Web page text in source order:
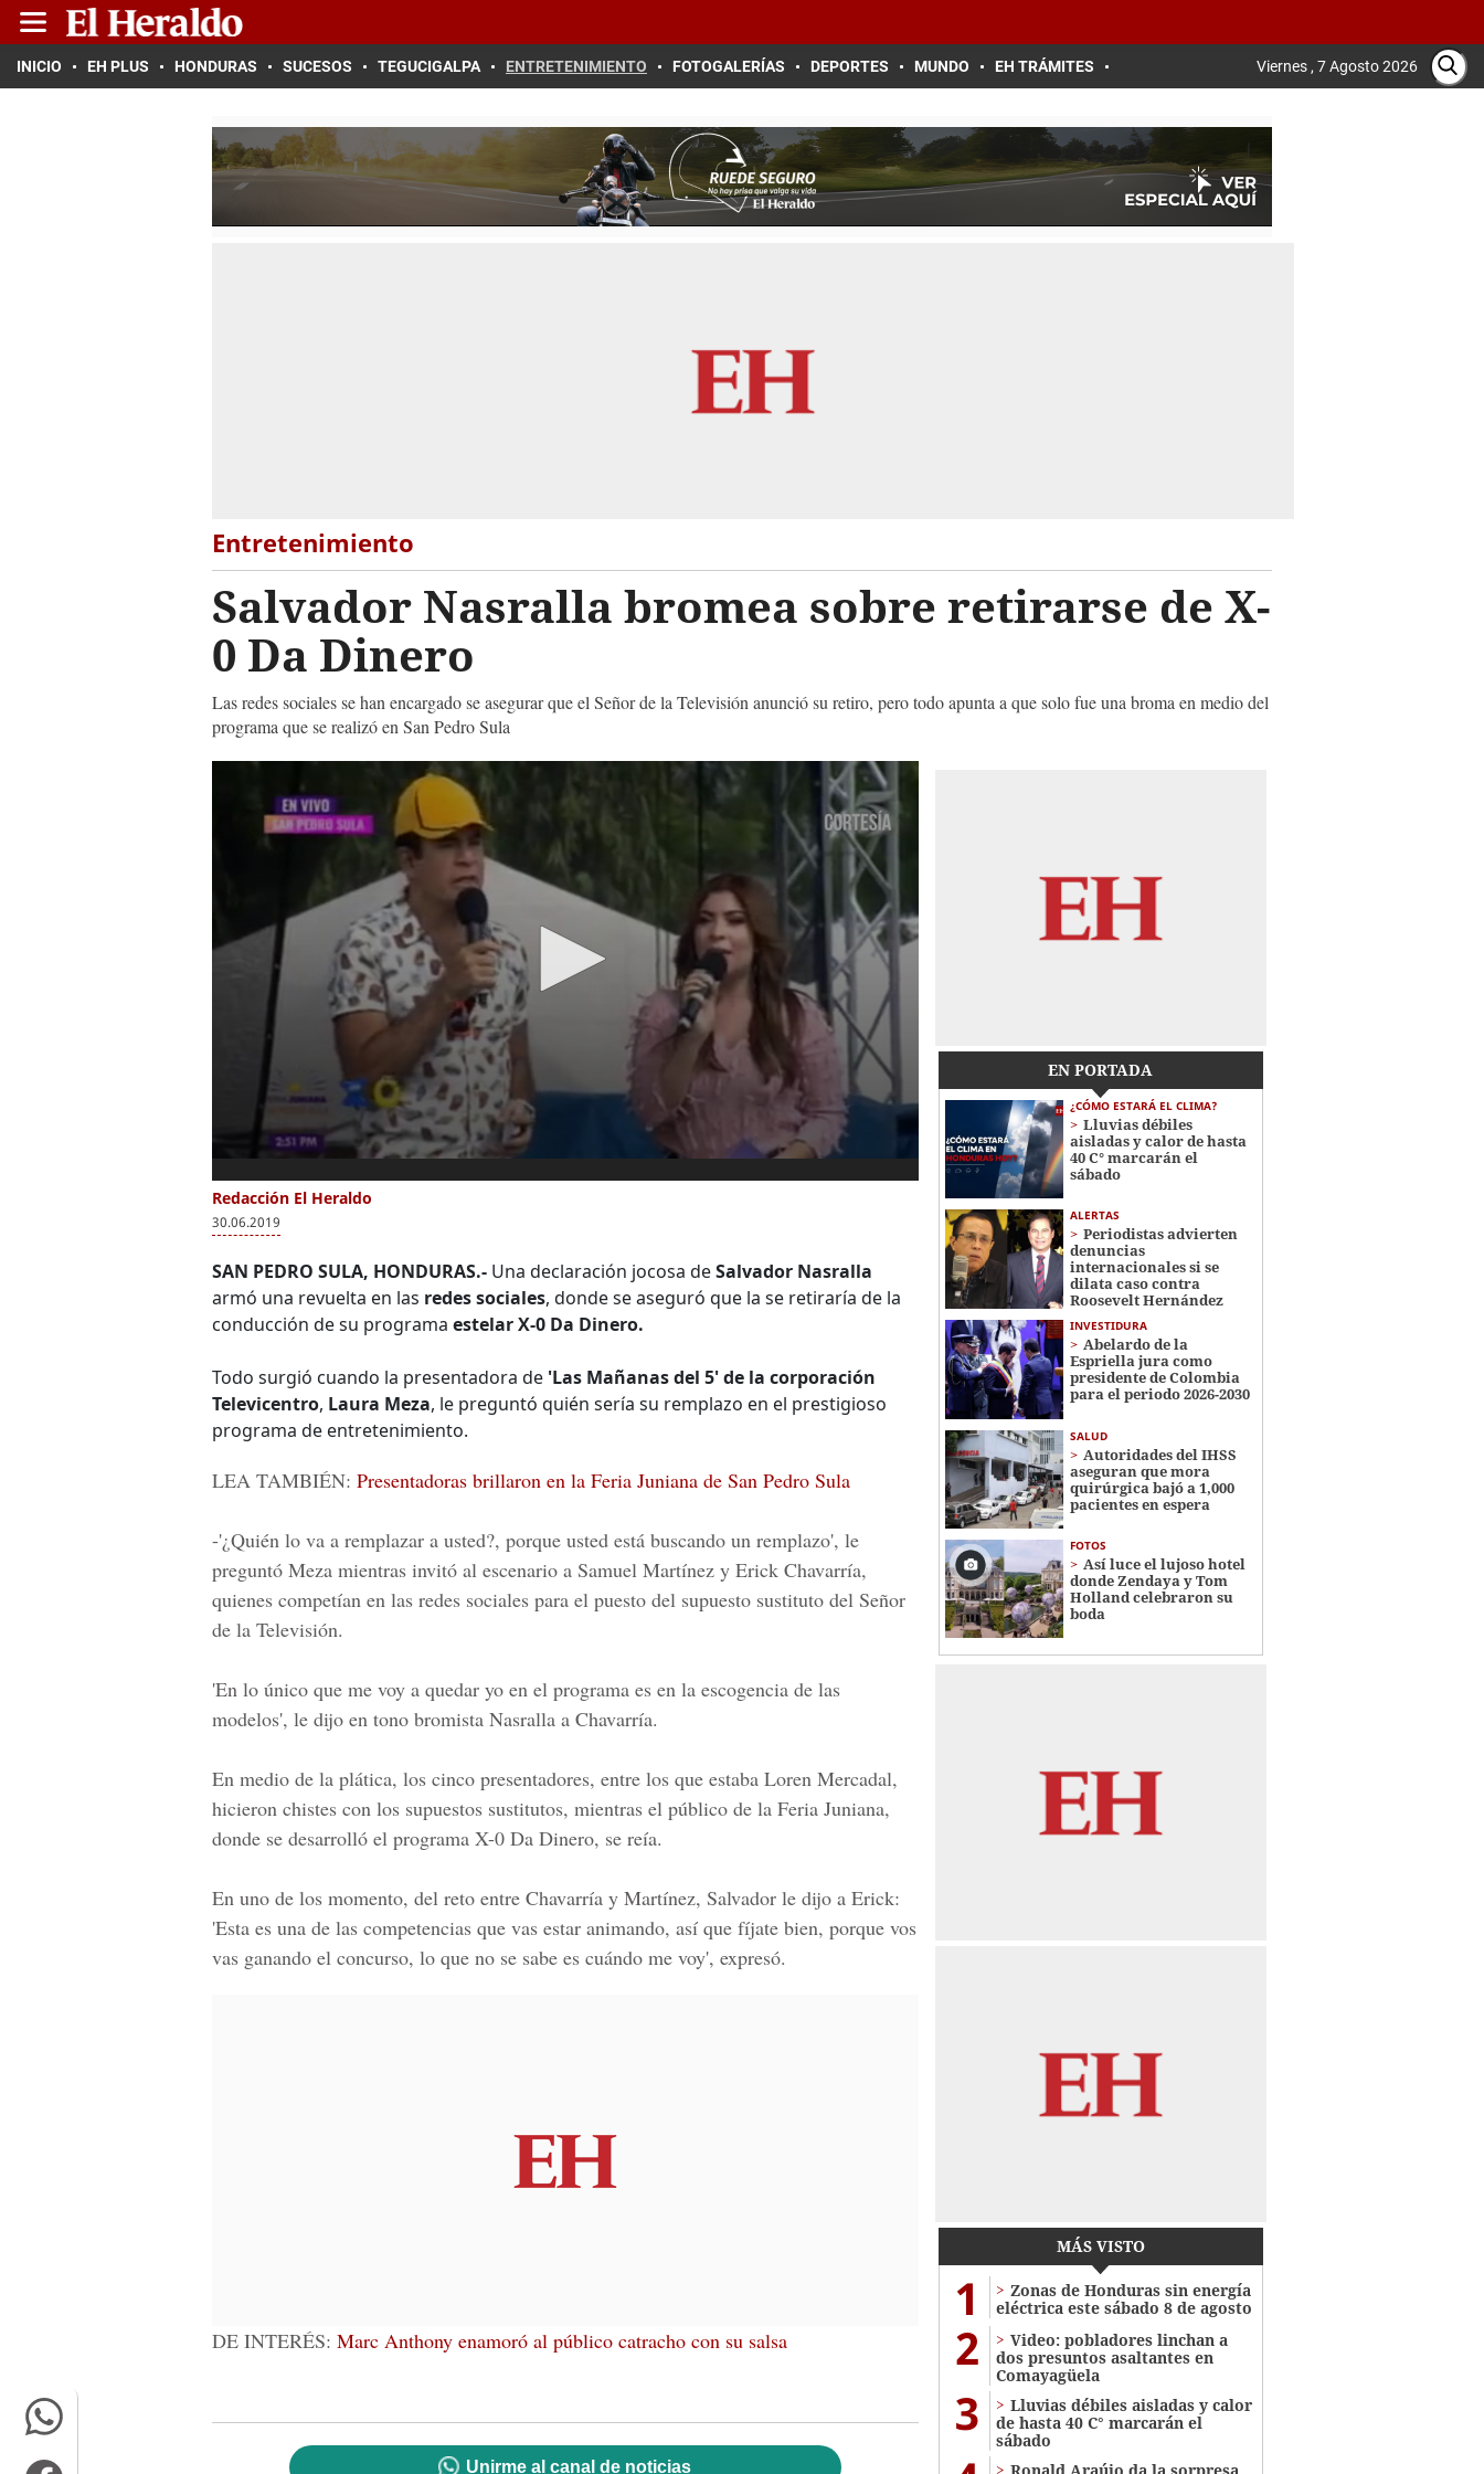
INICIO EH PLUS HONDURAS SUCESOS TEGUCIGALPA ENTRETENIMIENTO FOTOGALERÍAS DEPORTES MUNDO EH TRÁMITES Viernes , 7 Agosto 2026
Entretenimiento
Salvador Nasralla bromea sobre retirarse de X-
0 Da Dinero
Las redes sociales se han encargado se asegurar que el Señor de la Televisión anunció su retiro, pero todo apunta a que solo fue una broma en medio del
programa que se realizó en San Pedro Sula
secondsVolume
Redacción El Heraldo
30.06.2019
SAN PEDRO SULA, HONDURAS.- Una declaración jocosa deSalvador Nasralla
armó una revuelta en las redes sociales, donde se aseguró que la se retiraría de la
conducción de su programa estelar X-0 Da Dinero.
Todo surgió cuando la presentadora de 'Las Mañanas del 5' de la corporación
Televicentro, Laura Meza, le preguntó quién sería su remplazo en el prestigioso
programa de entretenimiento.
LEA TAMBIÉN: Presentadoras brillaron en la Feria Juniana de San Pedro Sula
-'¿Quién lo va a remplazar a usted?, porque usted está buscando un remplazo', le
preguntó Meza mientras invitó al escenario a Samuel Martínez y Erick Chavarría,
quienes competían en las redes sociales para el puesto del supuesto sustituto del Señor
de la Televisión.
'En lo único que me voy a quedar yo en el programa es en la escogencia de las
modelos', le dijo en tono bromista Nasralla a Chavarría.
En medio de la plática, los cinco presentadores, entre los que estaba Loren Mercadal,
hicieron chistes con los supuestos sustitutos, mientras el público de la Feria Juniana,
donde se desarrolló el programa X-0 Da Dinero, se reía.
En uno de los momento, del reto entre Chavarría y Martínez, Salvador le dijo a Erick:
'Esta es una de las competencias que vas estar animando, así que fíjate bien, porque vos
vas ganando el concurso, lo que no se sabe es cuándo me voy', expresó.
DE INTERÉS: Marc Anthony enamoró al público catracho con su salsa
Unirme al canal de noticias
EN PORTADA
¿CÓMO ESTARÁ EL CLIMA?
Lluvias débiles
aisladas y calor de hasta
40 C° marcarán el
sábado
ALERTAS
Periodistas advierten
denuncias
internacionales si se
dilata caso contra
Roosevelt Hernández
INVESTIDURA
Abelardo de la
Espriella jura como
presidente de Colombia
para el periodo 2026-2030
SALUD
Autoridades del IHSS
aseguran que mora
quirúrgica bajó a 1,000
pacientes en espera
FOTOS
Así luce el lujoso hotel
donde Zendaya y Tom
Holland celebraron su
boda
MÁS VISTO
1
Zonas de Honduras sin energía
eléctrica este sábado 8 de agosto
2
Video: pobladores linchan a
dos presuntos asaltantes en
Comayagüela
3
Lluvias débiles aisladas y calor
de hasta 40 C° marcarán el
sábado